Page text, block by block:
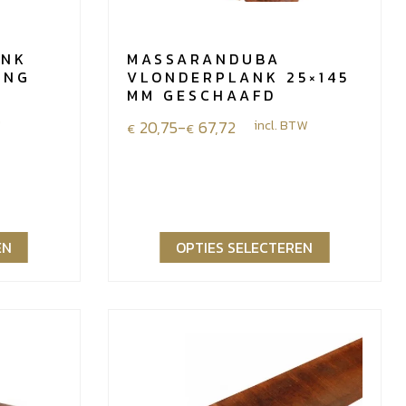
MASSARANDUBA
VLONDERPLANK 25×145
MM GESCHAAFD
€ 20,75-€ 67,72
Prijsklasse:
incl. BTW
OPTIES SELECTEREN